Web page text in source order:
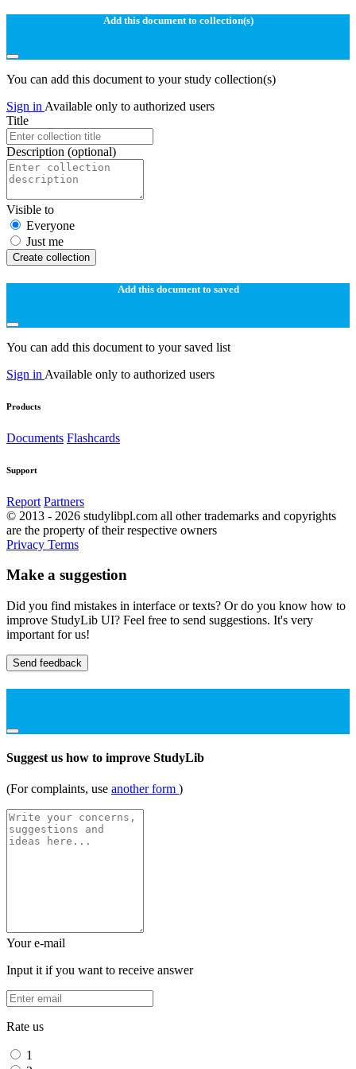
Add this document to collection(s)
You can add this document to your study collection(s)
Sign in Available only to authorized users
Title
Description (optional)
Visible to
Everyone
Just me
Create collection
Add this document to saved
You can add this document to your saved list
Sign in Available only to authorized users
Products
Documents Flashcards
Support
Report Partners
© 2013 - 2026 studylibpl.com all other trademarks and copyrights
are the property of their respective owners
Privacy Terms
Make a suggestion
Did you find mistakes in interface or texts? Or do you know how to
improve StudyLib UI? Feel free to send suggestions. It's very
important for us!
Send feedback
Suggest us how to improve StudyLib
(For complaints, use another form )
Your e-mail
Input it if you want to receive answer
Rate us
1